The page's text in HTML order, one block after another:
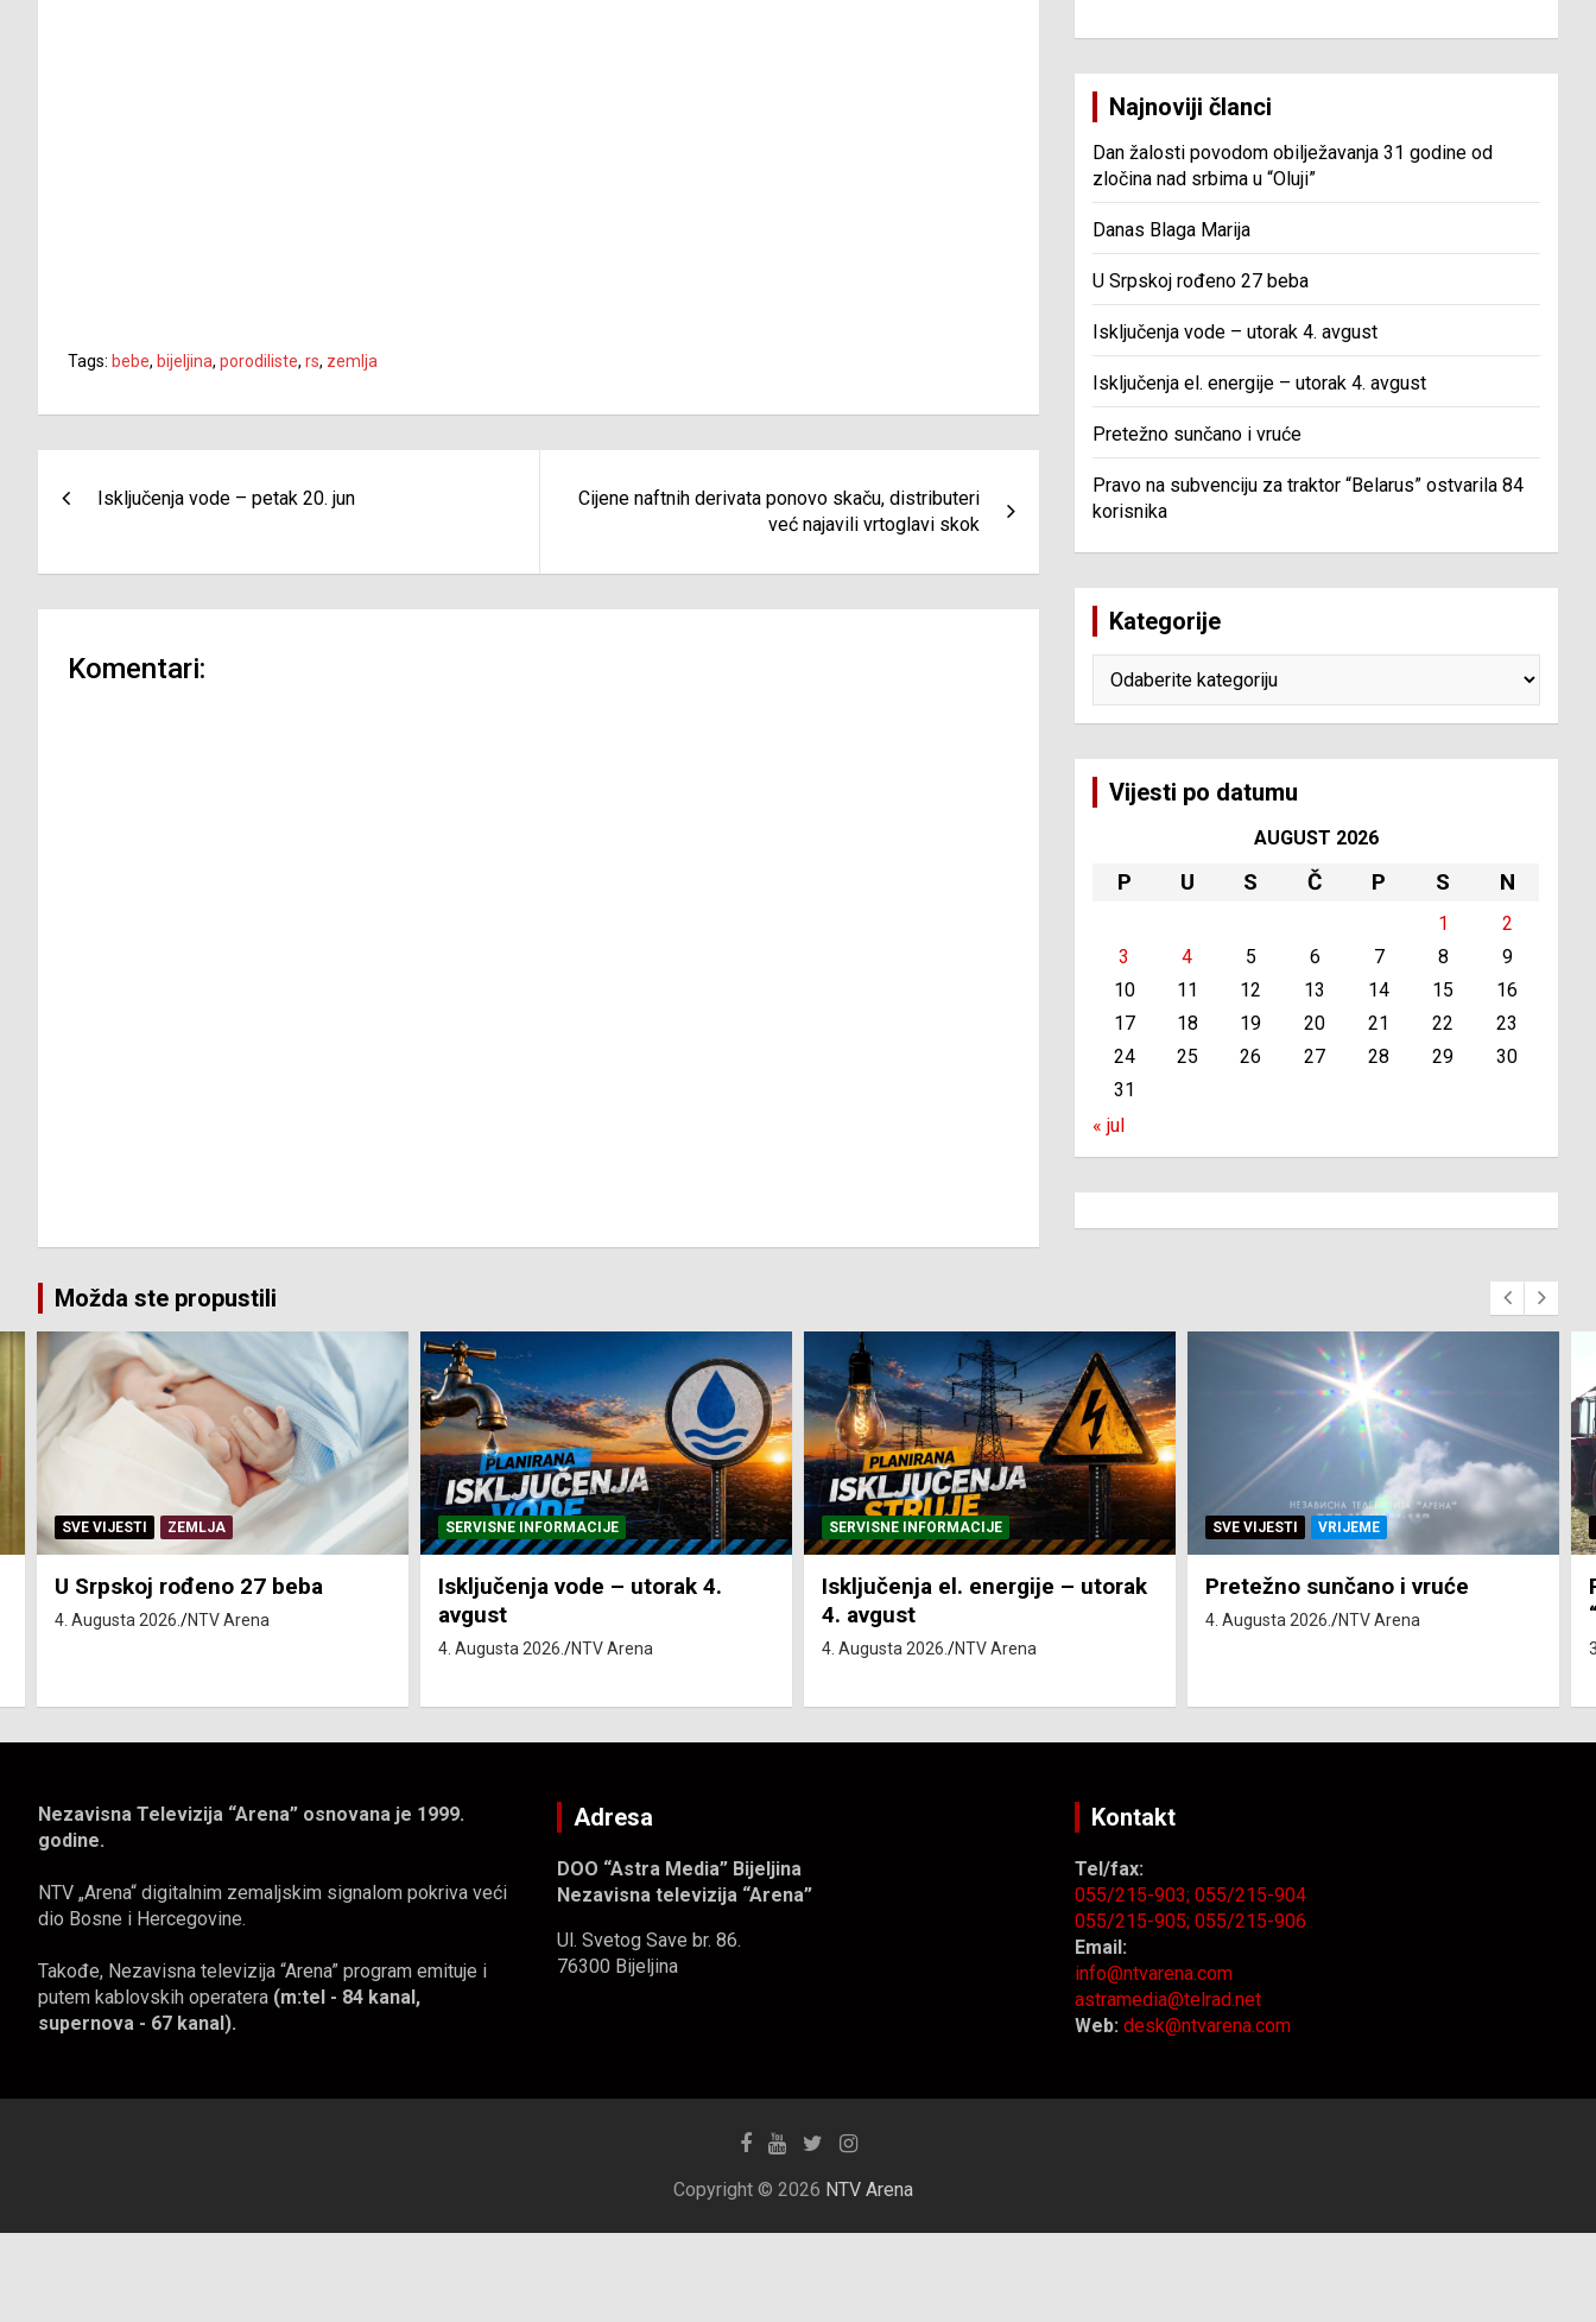
Tags: bebe, bijeljina, porodiliste, rs, zemlja
članaka
Isključenja vode – petak 20. jun
Cijene naftnih derivata ponovo skaču, distributeri
već najavili vrtoglavi skok
Komentari:
Najnoviji članci
Dan žalosti povodom obilježavanja 31 godine od
zločina nad srbima u “Oluji”
Danas Blaga Marija
U Srpskoj rođeno 27 beba
Isključenja vode – utorak 4. avgust
Isključenja el. energije – utorak 4. avgust
Pretežno sunčano i vruće
Pravo na subvenciju za traktor “Belarus” ostvarila 84
korisnika
Kategorije
Vijesti po datumu
AUGUST 2026
P U S Č P S N
1
2
3
4 5 6 7 8
9
10
11 12 13 14 15
16
17
18 19 20 21 22
23
24
25 26 27 28 29
30
31
« jul
Možda ste propustili
SERVISNE INFORMACIJE
Isključenja vode – utorak 4.
avgust
SERVISNE INFORMACIJE
Isključenja el. energije – utorak
4. avgust
4. Augusta 2026. NTV Arena
SVE VIJESTI VRIJEME
Pretežno sunčano i vruće
4. Augusta 2026.
SVE VIJESTI ZEMLJA
Pravo na subvenciju za traktor
“Belarus” ostvarila 84 korisnika
Nezavisna Televizija “Arena” osnovana je 1999.
godine.
NTV „Arena“ digitalnim zemaljskim signalom pokriva veći
dio Bosne i Hercegovine.
Takođe, Nezavisna televizija “Arena” program emituje i
putem kablovskih operatera (m:tel - 84 kanal,
supernova - 67 kanal).
Adresa
DOO “Astra Media” Bijeljina
Nezavisna televizija “Arena”
Ul. Svetog Save br. 86.
76300 Bijeljina
Kontakt
Tel/fax:
055/215-903;055/215-904
055/215-905;055/215-906
Email:
info@ntvarena.com
astramedia@telrad.net
Web: desk@ntvarena.com
Copyright © 2026 NTV Arena